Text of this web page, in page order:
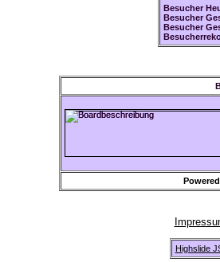
Besucher
Besucher
Besucher
Highslide